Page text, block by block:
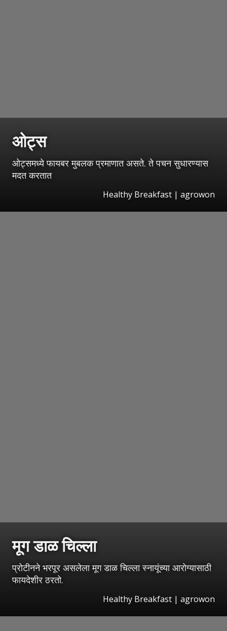
ओट्स
ओट्समध्ये फायबर मुबलक प्रमाणात असते. ते पचन सुधारण्यास
मदत करतात
Healthy Breakfast | agrowon
मूग डाळ चिल्ला
प्रोटीनने भरपूर असलेला मूग डाळ चिल्ला स्नायूंच्या आरोग्यासाठी
फायदेशीर ठरतो.
Healthy Breakfast | agrowon